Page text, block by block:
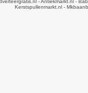
- Antiekmarkt.nl -
Kerstspullenmarkt.nl-